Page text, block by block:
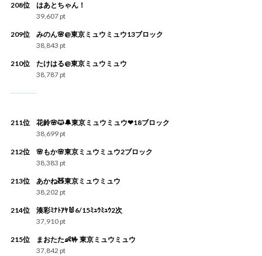
208位
はあとちゃん！
39,607 pt
209位
みのん🌸@東京ミュウミュウ13ブロック
38,843 pt
210位
たけはる@東京ミュウミュウ
38,787 pt
211位
花鈴🌸🐱🔔東京ミュウミュウ❤18ブロック
38,699 pt
212位
🌸もか🌸東京ミュウミュウ2ブロック
38,383 pt
213位
あかね🧸東京ミュウミュウ
38,202 pt
214位
湊彩ﾐﾅﾄｱﾔ🐰6/15ﾐｭｳﾐｭｳ2次
37,910 pt
215位
まおたた👶🤟 東京ミュウミュウ
37,842 pt